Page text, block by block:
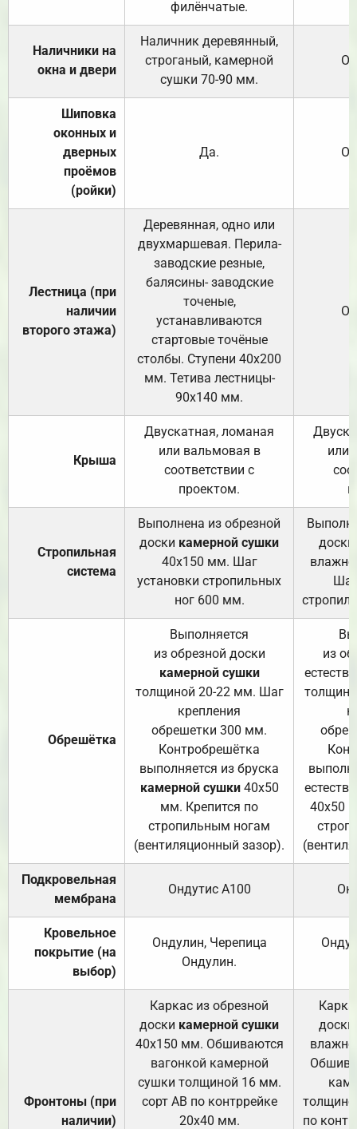
филёнчатые.
Наличники на
окна и двери
Наличник деревянный,
строганый, камерной
сушки 70-90 мм.
Шиповка
оконных и
дверных
проёмов
(ройки)
Да.
Лестница (при
наличии
второго этажа)
Деревянная, одно или
двухмаршевая. Перила-
заводские резные,
балясины- заводские
точеные,
устанавливаются
стартовые точёные
столбы. Ступени 40х200
мм. Тетива лестницы-
90х140 мм.
Крыша
Двускатная, ломаная
или вальмовая в
соответствии с
проектом.
или
Стропильная
система
Выполнена из обрезной
доски камерной сушки
40х150 мм. Шаг
установки стропильных
ног 600 мм.
доски
Обрешётка
Выполняется
из обрезной доски
камерной сушки
толщиной 20-22 мм. Шаг
крепления
обрешетки 300 мм.
Контробрешётка
выполняется из бруска
камерной сушки40х50
мм. Крепится по
стропильным ногам
(вентиляционный зазор).
из
40х50
Подкровельная
мембрана
Ондутис А100
Кровельное
покрытие (на
выбор)
Ондулин, Черепица
Ондулин.
Фронтоны (при
наличии)
Каркас из обрезной
доски камерной сушки
40х150 мм. Обшиваются
вагонкой камерной
сушки толщиной 16 мм.
сорт АВ по контррейке
20х40 мм.
доски
по